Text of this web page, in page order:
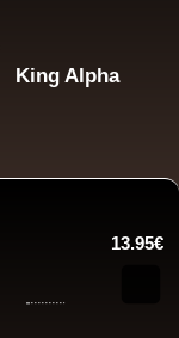
King Alpha
13.95€